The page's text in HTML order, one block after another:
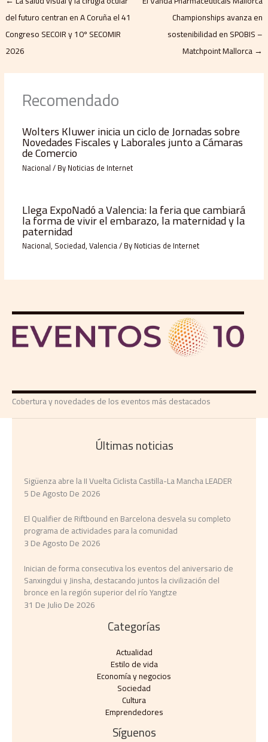
del futuro centran en A Coruña el 41
Congreso SECOIR y 10º SECOMIR
2026
Championships avanza en
sostenibilidad en SPOBIS –
Matchpoint Mallorca→
Recomendado
Wolters Kluwer inicia un ciclo de Jornadas sobre
Novedades Fiscales y Laborales junto a Cámaras
de Comercio
Nacional/ ByNoticias de Internet
Llega ExpoNadó a Valencia: la feria que cambiará
la forma de vivir el embarazo, la maternidad y la
paternidad
Nacional, Sociedad,Valencia/ ByNoticias de Internet
Cobertura y novedades de los eventos más destacados
Últimas noticias
Sigüenza abre la II Vuelta Ciclista Castilla-La Mancha LEADER
5 De Agosto De 2026
El Qualifier de Riftbound en Barcelona desvela su completo
programa de actividades para la comunidad
3 De Agosto De 2026
Inician de forma consecutiva los eventos del aniversario de
Sanxingdui y Jinsha, destacando juntos la civilización del
bronce en la región superior del río Yangtze
31 De Julio De 2026
Categorías
Actualidad
Estilo de vida
Economía y negocios​
Sociedad
Cultura
Emprendedores
Síguenos